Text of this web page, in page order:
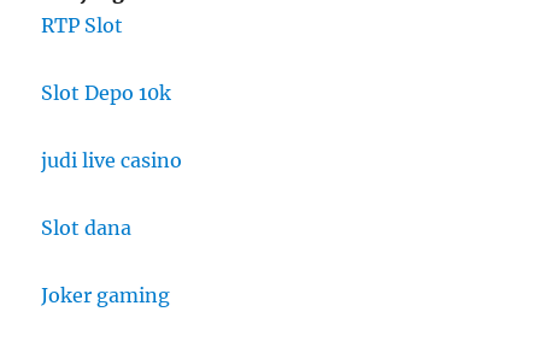
RTP Slot
Slot Depo 10k
judi live casino
Slot dana
Joker gaming